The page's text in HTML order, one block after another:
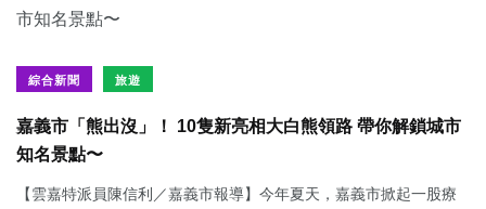
綜合新聞 旅遊
嘉義市「熊出沒」！ 10隻新亮相大白熊領路 帶你解鎖城市
知名景點〜
【雲嘉特派員陳信利／嘉義市報導】今年夏天，嘉義市掀起一股療